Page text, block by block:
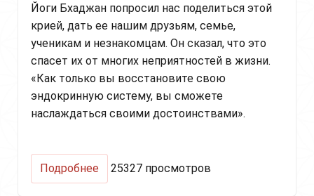
Йоги Бхаджан попросил нас поделиться этой
крией, дать ее нашим друзьям, семье,
ученикам и незнакомцам. Он сказал, что это
спасет их от многих неприятностей в жизни.
«Как только вы восстановите свою
эндокринную систему, вы сможете
наслаждаться своими достоинствами».
Подробнее
Питтра
25327 просмотров